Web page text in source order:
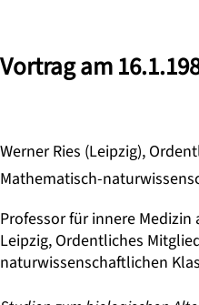
Vortrag am
Werner Ries (Leipzig),
Mathematisch-
Professor für innere
Leipzig, Ordentliches
naturwissenschaftlichen